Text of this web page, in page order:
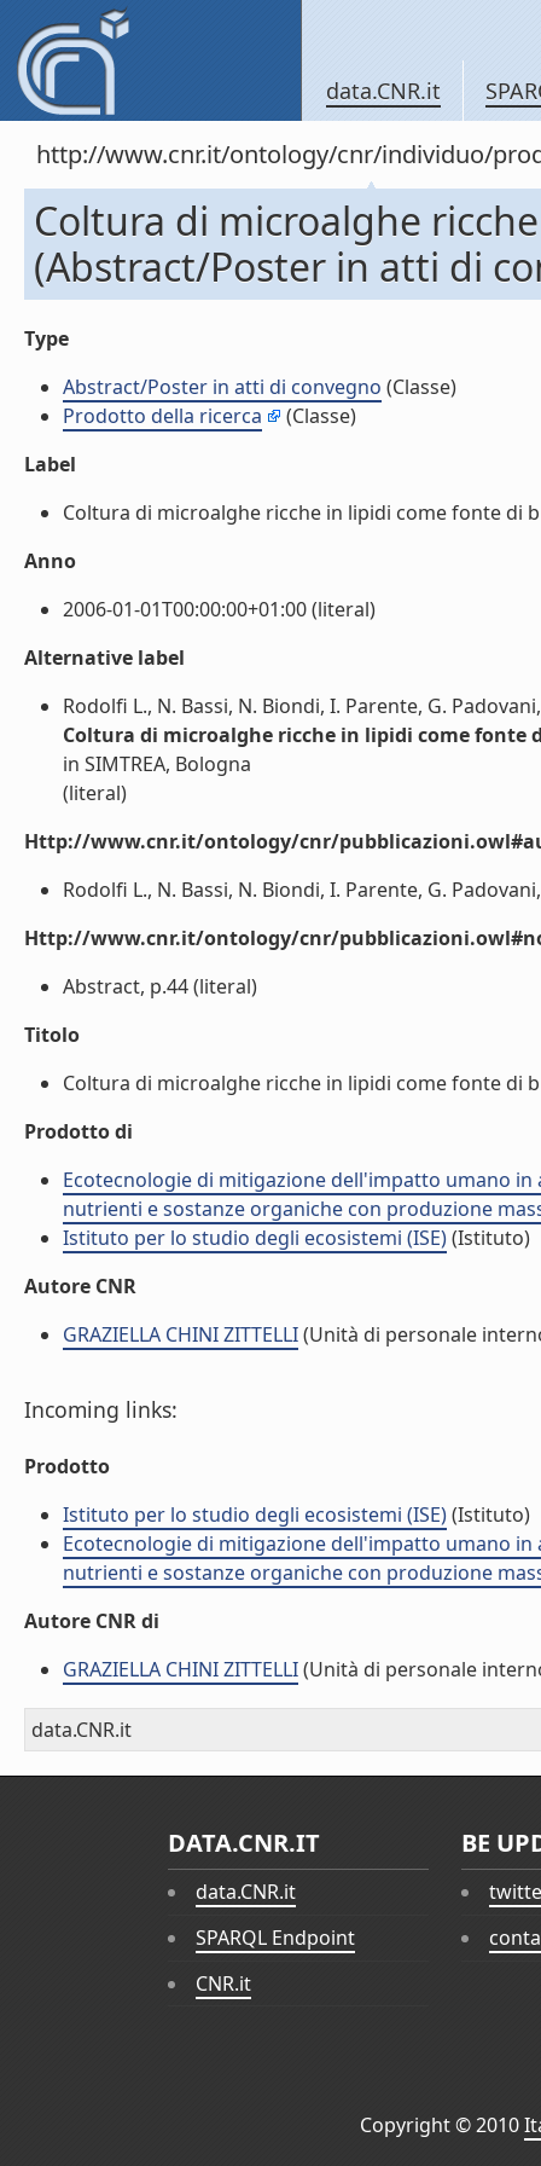
data.CNR.it
http://www.cnr.it/ontology/cnr/individuo/
Coltura di microalghe
(Abstract/Poster in atti di
Type
Abstract/Poster in atti di convegno (Classe)
Prodotto della ricerca
(Classe)
Label
Coltura di microalghe ricche in lipidi come fonte di
Anno
2006-01-01T00:00:00+01:00 (literal)
Alternative label
Rodolfi L., N. Bassi, N. Biondi, I. Parente, G.
Coltura di microalghe ricche in lipidi come fonte
in SIMTREA, Bologna
(literal)
Http://www.cnr.it/ontology/cnr/
Rodolfi L., N. Bassi, N. Biondi, I. Parente, G.
Http://www.cnr.it/ontology/cnr/
Abstract, p.44 (literal)
Titolo
Coltura di microalghe ricche in lipidi come fonte di
Prodotto di
Ecotecnologie di mitigazione dell'impatto umano
nutrienti e sostanze organiche con produzione
Istituto per lo studio degli ecosistemi (ISE)(Istituto)
Autore CNR
GRAZIELLA CHINI ZITTELLI(Unità di personale
Incoming links:
Prodotto
Istituto per lo studio degli ecosistemi (ISE)(Istituto)
Ecotecnologie di mitigazione dell'impatto umano
nutrienti e sostanze organiche con produzione
Autore CNR di
GRAZIELLA CHINI ZITTELLI(Unità di personale
data.CNR.it
DATA.CNR.IT
data.CNR.it
SPARQL Endpoint
CNR.it
BE
Copyright © 2010